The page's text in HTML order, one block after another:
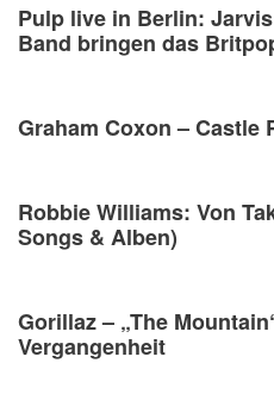
Pulp live in Berlin:
Band bringen das
Graham Coxon – Castle
Robbie Williams: Von
Songs & Alben)
Gorillaz – „The
Vergangenheit